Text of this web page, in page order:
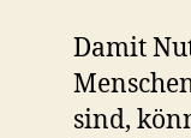
Damit
sind,